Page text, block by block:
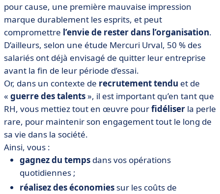
pour cause, une première mauvaise impression
marque durablement les esprits, et peut
compromettre l’envie de rester dans l’organisation.
D’ailleurs, selon une étude Mercuri Urval, 50 % des
salariés ont déjà envisagé de quitter leur entreprise
avant la fin de leur période d’essai.
Or, dans un contexte de recrutement tendu et de
« guerre des talents», il est important qu’en tant que
RH, vous mettiez tout en œuvre pourfidéliser la perle
rare, pour maintenir son engagement tout le long de
sa vie dans la société.
Ainsi, vous :
gagnez du temps dans vos opérations
quotidiennes ;
réalisez des économies sur les coûts de